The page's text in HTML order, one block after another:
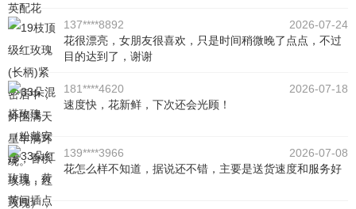
137****8892
2026-07-24
花很漂亮，女朋友很喜欢，只是时间稍微晚了点点，不过
目的达到了，谢谢
181****4620
2026-07-18
速度快，花新鲜，下次还会光顾！
139****3966
2026-07-08
花怎么样不知道，据说还不错，主要是送货速度和服务好